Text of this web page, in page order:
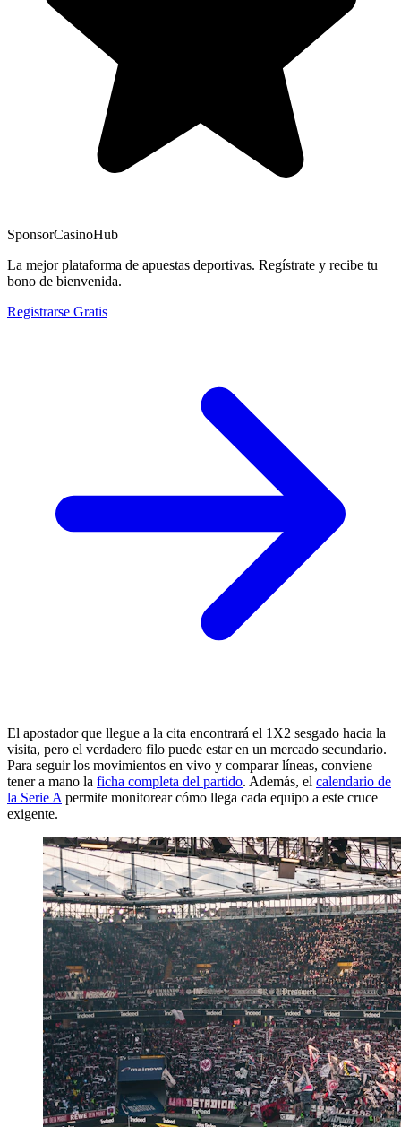
SponsorCasinoHub
La mejor plataforma de apuestas deportivas. Regístrate y recibe tu
bono de bienvenida.
Registrarse Gratis
El apostador que llegue a la cita encontrará el 1X2 sesgado hacia la
visita, pero el verdadero filo puede estar en un mercado secundario.
Para seguir los movimientos en vivo y comparar líneas, conviene
tener a mano la ficha completa del partido. Además, el calendario de
la Serie A permite monitorear cómo llega cada equipo a este cruce
exigente.